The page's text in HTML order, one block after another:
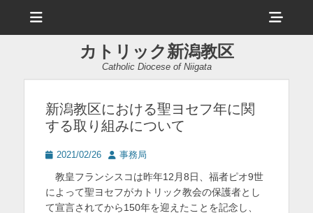
ュ
ヘ
ッ
ー
カトリック新潟教区
Catholic Diocese of Niigata
新潟教区における聖ヨセフ年に関
する取り組みについて
投 2021/02/26
投
者
事務局
教皇フランシスコは昨年12月8日、福者ピオ9世
によって聖ヨセフがカトリック教会の保護者とし
て宣言されてから150年を迎えたことを記念し、